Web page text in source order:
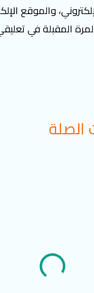
والموقع
المقبلة في
الصلة